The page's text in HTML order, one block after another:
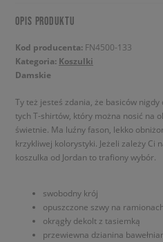
OPIS PRODUKTU
Kod producenta: FN4500-133
Kategoria: Koszulki
Damskie
Ty też jesteś zdania, że basiców nigdy
tych T-shirtów, który można nosić na
świetnie. Ma luźny fason, lekko
krzykliwej kolorystyki. Jeżeli zależy Ci
koszulka od Jordan to trafiony wybór.
swobodny krój
opuszczone szwy na ramionach
okrągły dekolt z tasiemką
przewiewna dzianina